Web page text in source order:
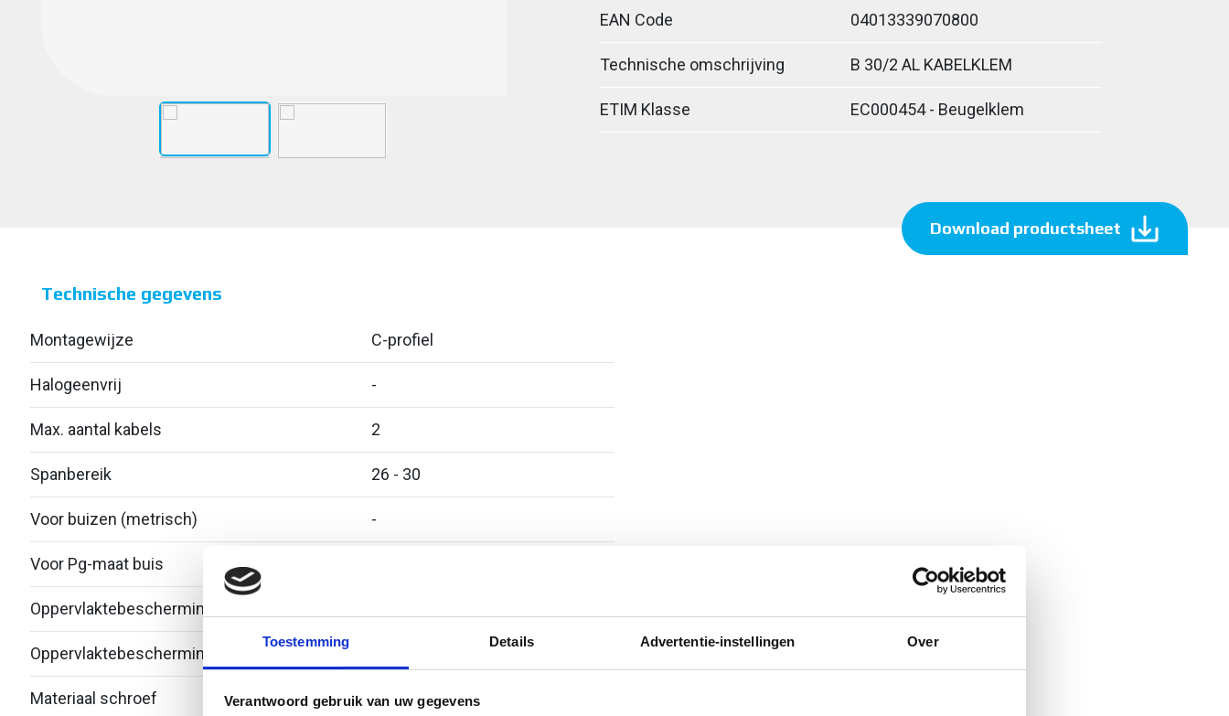
Toestemming Details Advertentie-instellingen Over
Verantwoord gebruik van uw gegevens
EAN Code 04013339070800
Technische omschrijving B 30/2 AL KABELKLEM
ETIM Klasse EC000454 - Beugelklem
Download productsheet
Technische gegevens
Montagewijze C-profiel
Halogeenvrij -
Max. aantal kabels 2
Spanbereik 26 - 30
Voor buizen (metrisch) -
Voor Pg-maat buis
Oppervlaktebescherming klem
Oppervlaktebescherming schroef
Materiaal schroef Aluminium